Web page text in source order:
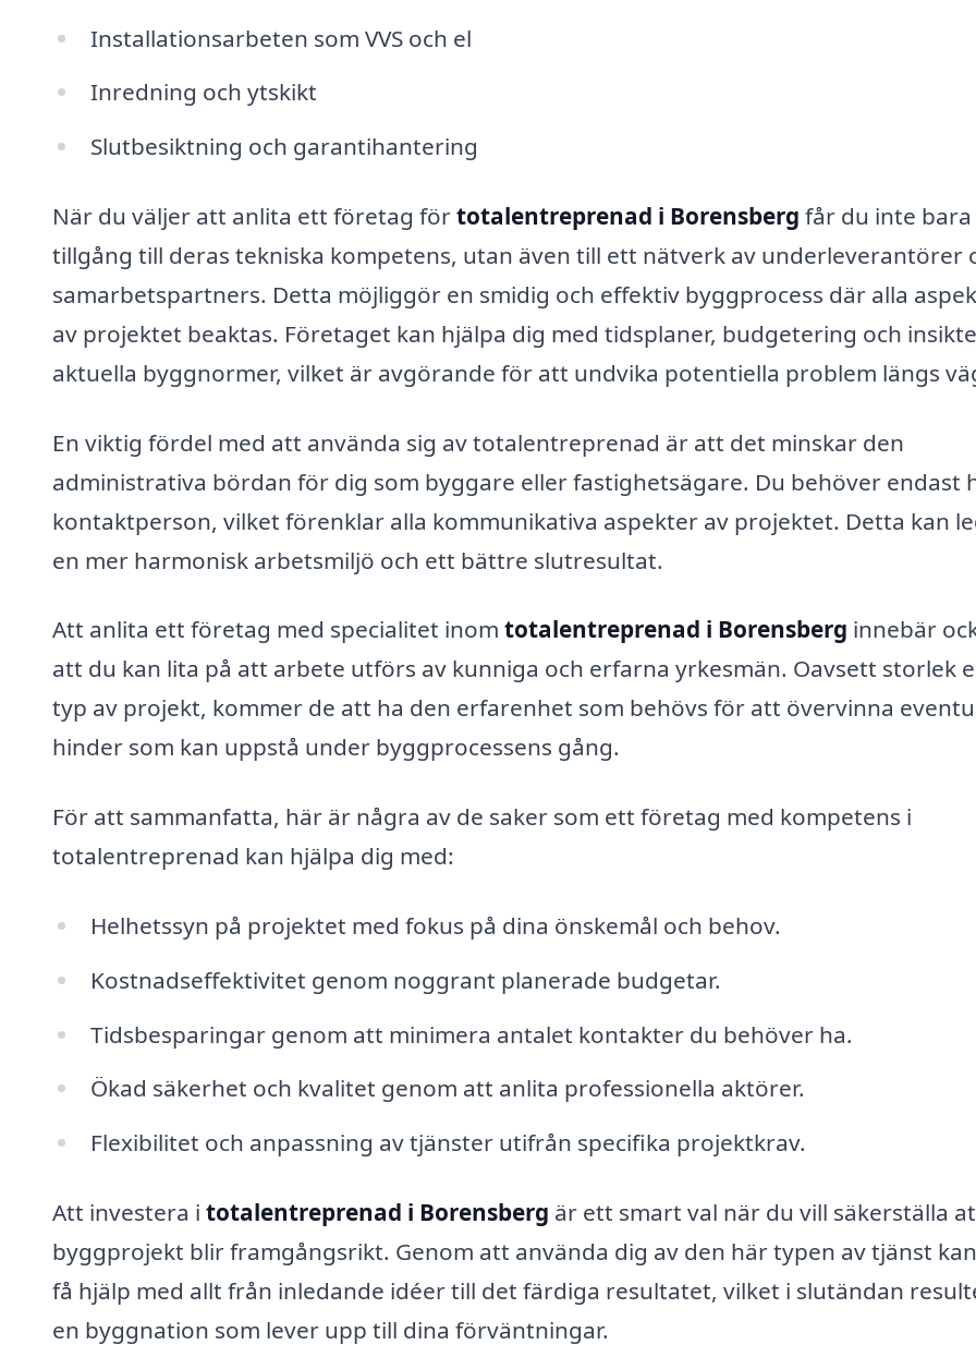
Installationsarbeten som VVS och el
Inredning och ytskikt
Slutbesiktning och garantihantering
När du väljer att anlita ett företag förtotalentreprenad i Borensberg får du inte bara
tillgång till deras tekniska kompetens, utan även till ett nätverk av underleverantörer
samarbetspartners. Detta möjliggör en smidig och effektiv byggprocess där alla
av projektet beaktas. Företaget kan hjälpa dig med tidsplaner, budgetering och
aktuella byggnormer, vilket är avgörande för att undvika potentiella problem längs
En viktig fördel med att använda sig av totalentreprenad är att det minskar den
administrativa bördan för dig som byggare eller fastighetsägare. Du behöver endast
kontaktperson, vilket förenklar alla kommunikativa aspekter av projektet. Detta kan
en mer harmonisk arbetsmiljö och ett bättre slutresultat.
Att anlita ett företag med specialitet inom totalentreprenad i Borensberg innebär
att du kan lita på att arbete utförs av kunniga och erfarna yrkesmän. Oavsett storlek
typ av projekt, kommer de att ha den erfarenhet som behövs för att övervinna
hinder som kan uppstå under byggprocessens gång.
För att sammanfatta, här är några av de saker som ett företag med kompetens i
totalentreprenad kan hjälpa dig med:
Helhetssyn på projektet med fokus på dina önskemål och behov.
Kostnadseffektivitet genom noggrant planerade budgetar.
Tidsbesparingar genom att minimera antalet kontakter du behöver ha.
Ökad säkerhet och kvalitet genom att anlita professionella aktörer.
Flexibilitet och anpassning av tjänster utifrån specifika projektkrav.
Att investera i totalentreprenad i Borensberg är ett smart val när du vill säkerställa
byggprojekt blir framgångsrikt. Genom att använda dig av den här typen av tjänst
få hjälp med allt från inledande idéer till det färdiga resultatet, vilket i slutändan
en byggnation som lever upp till dina förväntningar.